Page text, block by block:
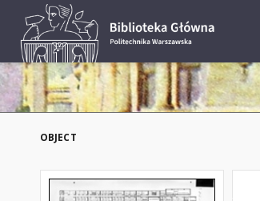
OBJECT